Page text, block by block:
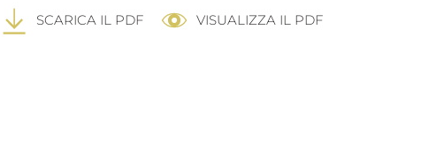
SCARICA IL PDF VISUALIZZA IL PDF